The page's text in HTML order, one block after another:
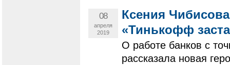
08
апреля
2019
Ксения
«Тинькофф
О работе банков с
рассказала новая